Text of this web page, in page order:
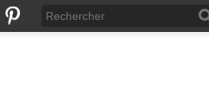
DÉCO,
-